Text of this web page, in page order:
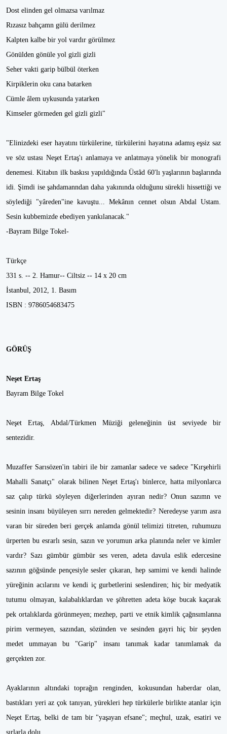
Dost elinden gel olmazsa varılmaz
Rızasız bahçamn gülü derilmez
Kalpten kalbe bir yol vardır görülmez
Gönülden gönüle yol gizli gizli
Seher vakti garip bülbül öterken
Kirpiklerin oku cana batarken
Cümle âlem uykusunda yatarken
Kimseler görmeden gel gizli gizli"
"Elinizdeki eser hayatını türkülerine, türkülerini hayatına adamış eşsiz saz
ve söz ustası Neşet Ertaş'ı anlamaya ve anlatmaya yönelik bir monografi
denemesi. Kitabın ilk baskısı yapıldığında Üstâd 60'lı yaşlarının başlarında
idi. Şimdi ise şahdamanndan daha yakınında olduğunu sürekli hissettiği ve
söylediği "yâreden"ine kavuştu... Mekânın cennet olsun Abdal Ustam.
Sesin kubbemizde ebediyen yankılanacak."
-Bayram Bilge Tokel-
Türkçe
331 s. -- 2. Hamur-- Ciltsiz -- 14 x 20 cm
İstanbul, 2012, 1. Basım
ISBN : 9786054683475
GÖRÜŞ
Neşet Ertaş
Bayram Bilge Tokel
Neşet Ertaş, Abdal/Türkmen Müziği geleneğinin üst seviyede bir
sentezidir.
Muzaffer Sarısözen'in tabiri ile bir zamanlar sadece ve sadece "Kırşehirli
Mahalli Sanatçı" olarak bilinen Neşet Ertaş'ı binlerce, hatta milyonlarca
saz çalıp türkü söyleyen diğerlerinden ayıran nedir? Onun sazımn ve
sesinin insanı büyüleyen sırrı nereden gelmektedir? Neredeyse yarım asra
varan bir süreden beri gerçek anlamda gönül telimizi titreten, ruhumuzu
ürperten bu esrarlı sesin, sazın ve yorumun arka planında neler ve kimler
vardır? Sazı gümbür gümbür ses veren, adeta davula eslik edercesine
sazının göğsünde pençesiyle sesler çıkaran, hep samimi ve kendi halinde
yüreğinin acılarını ve kendi iç gurbetlerini seslendiren; hiç bir medyatik
tutumu olmayan, kalabalıklardan ve şöhretten adeta köşe bucak kaçarak
pek ortalıklarda görünmeyen; mezhep, parti ve etnik kimlik çağnsımlanna
pirim vermeyen, sazından, sözünden ve sesinden gayri hiç bir şeyden
medet ummayan bu "Garip" insanı tanımak kadar tanımlamak da
gerçekten zor.
Ayaklarının altındaki toprağın renginden, kokusundan haberdar olan,
bastıkları yeri az çok tanıyan, yürekleri hep türkülerle birlikte atanlar için
Neşet Ertaş, belki de tam bir "yaşayan efsane"; meçhul, uzak, esatiri ve
sırlarla dolu...